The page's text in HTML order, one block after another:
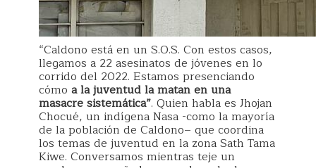
“Caldono está en un S.O.S. Con estos casos,
llegamos a 22 asesinatos de jóvenes en lo
corrido del 2022. Estamos presenciando
cómo a la juventud la matan en una
masacre sistemática”. Quien habla es Jhojan
Chocué, un indígena Nasa -como la mayoría
de la población de Caldono– que coordina
los temas de juventud en la zona Sath Tama
Kiwe. Conversamos mientras teje un